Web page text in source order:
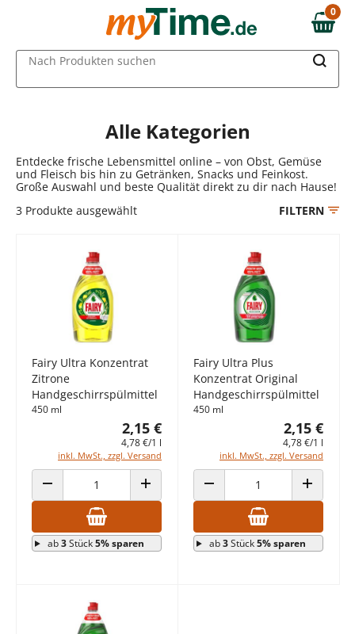
Zum Hauptinhalt springen
Zur Navigation springen
Zur Suche springen
0,00 €
0
Nach Produkten suchen
Alle Kategorien
Entdecke frische Lebensmittel online – von Obst, Gemüse
und Fleisch bis hin zu Getränken, Snacks und Feinkost.
Große Auswahl und beste Qualität direkt zu dir nach Hause!
3 Produkte ausgewählt FILTERN
Fairy Ultra Konzentrat
Zitrone
Handgeschirrspülmittel
450 ml
2,15 €
4,78 €/1 l
inkl. MwSt., zzgl. Versand
ANZAHL VERRINGERN ANZAHL ERHÖHEN
ab3Stück5% sparen
Fairy Ultra Plus
Konzentrat Original
Handgeschirrspülmittel
450 ml
2,15 €
4,78 €/1 l
inkl. MwSt., zzgl. Versand
ANZAHL VERRINGERN ANZAHL
ab3Stück5% sparen